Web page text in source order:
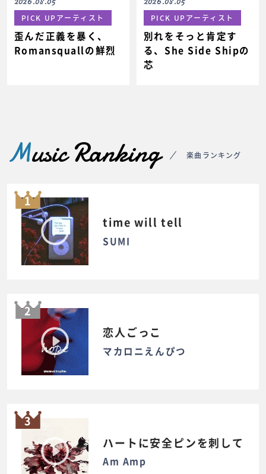
PICK UPアーティスト
歪んだ正義を暴く、
Romansquallの鮮烈
PICK UPアーティスト
別れをそっと肯定す
る、She Side Shipの
芯
Music Ranking 楽曲ランキング
1
time will tell
SUMI
2
恋人ごっこ
マカロニえんぴつ
3
ハートに安全ピンを刺して
Am Amp